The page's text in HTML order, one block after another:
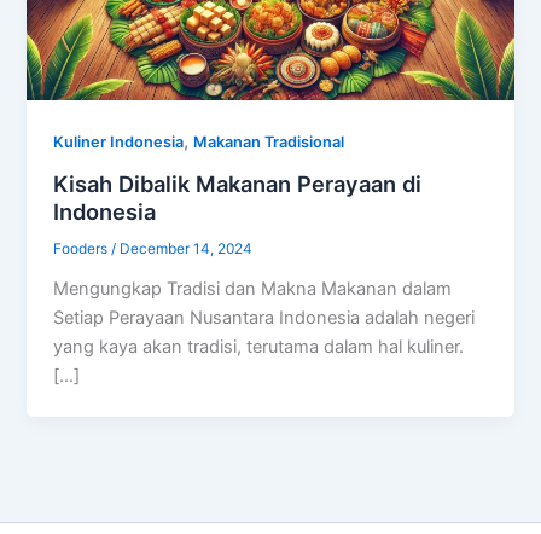
Kuliner Indonesia, Makanan Tradisional
Kisah Dibalik Makanan Perayaan di
Indonesia
Fooders/ December 14, 2024
Mengungkap Tradisi dan Makna Makanan dalam
Setiap Perayaan Nusantara Indonesia adalah negeri
yang kaya akan tradisi, terutama dalam hal kuliner.
[…]